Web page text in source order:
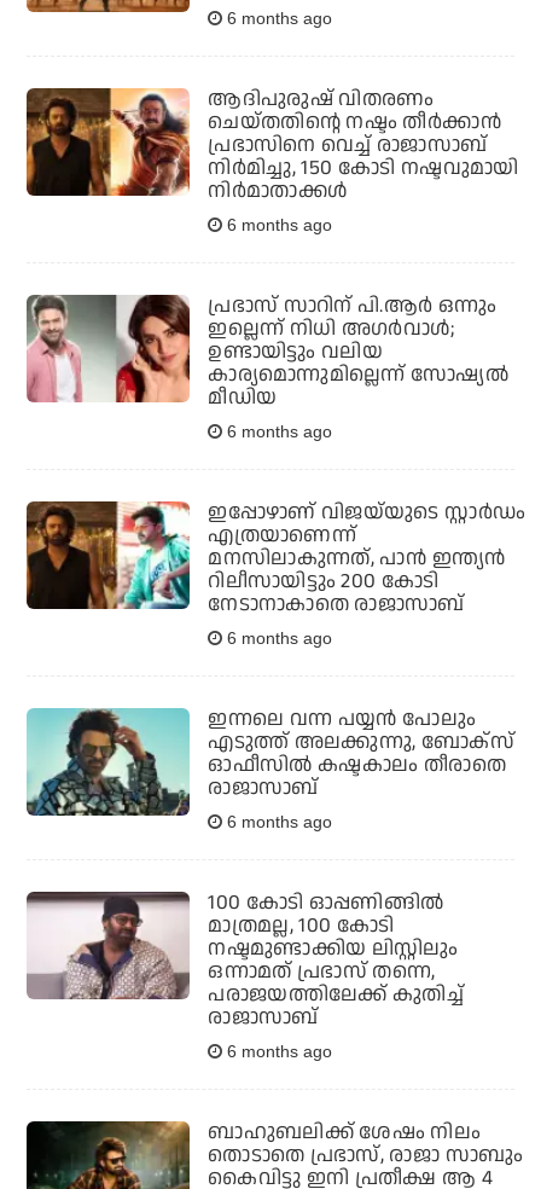
6 months ago
ആദിപുരുഷ് വിതരണം
ചെയ്തതിന്റെ നഷ്ടം തീര്‍ക്കാന്‍
പ്രഭാസിനെ വെച്ച് രാജാസാബ്
നിര്‍മിച്ചു, 150 കോടി നഷ്ടവുമായി
നിര്‍മാതാക്കള്‍
6 months ago
പ്രഭാസ് സാറിന് പി.ആര്‍ ഒന്നും
ഇല്ലെന്ന് നിധി അഗര്‍വാള്‍;
ഉണ്ടായിട്ടും വലിയ
കാര്യമൊന്നുമില്ലെന്ന് സോഷ്യല്‍
മീഡിയ
6 months ago
ഇപ്പോഴാണ് വിജയ്‌യുടെ സ്റ്റാര്‍ഡം
എത്രയാണെന്ന്
മനസിലാകുന്നത്, പാന്‍ ഇന്ത്യന്‍
റിലീസായിട്ടും 200 കോടി
നേടാനാകാതെ രാജാസാബ്
6 months ago
ഇന്നലെ വന്ന പയ്യന്‍ പോലും
എടുത്ത് അലക്കുന്നു, ബോക്‌സ്
ഓഫീസില്‍ കഷ്ടകാലം തീരാതെ
രാജാസാബ്
6 months ago
100 കോടി ഓപ്പണിങ്ങില്‍
മാത്രമല്ല, 100 കോടി
നഷ്ടമുണ്ടാക്കിയ ലിസ്റ്റിലും
ഒന്നാമത് പ്രഭാസ് തന്നെ,
പരാജയത്തിലേക്ക് കുതിച്ച്
രാജാസാബ്
6 months ago
ബാഹുബലിക്ക് ശേഷം നിലം
തൊടാതെ പ്രഭാസ്, രാജാ സാബും
കൈവിട്ടു ഇനി പ്രതീക്ഷ ആ 4